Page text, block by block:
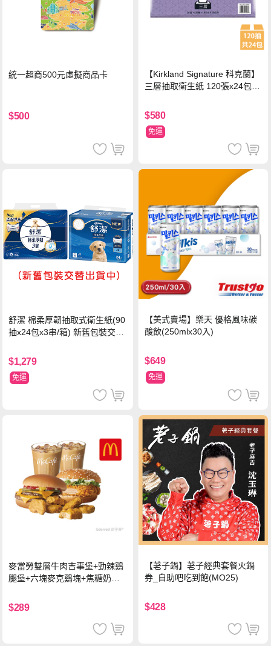
統一超商500元虛擬商品卡
$500
【Kirkland Signature 科克蘭】
三層抽取衛生紙 120張x24包x1
$580
免運
舒潔 棉柔厚韌抽取式衛生紙(90
抽x24包x3串/箱) 新舊包裝交替
$1,279
免運
【美式賣場】樂天 優格風味碳
酸飲(250mlx30入)
$649
免運
麥當勞雙層牛肉吉事堡+勁辣鷄
腿堡+六塊麥克鷄塊+焦糖奶茶
$289
【荖子鍋】荖子經典套餐火鍋
券_自助吧吃到飽(MO25)
$428